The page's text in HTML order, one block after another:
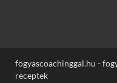
fogyascoachinggal.hu -
receptek